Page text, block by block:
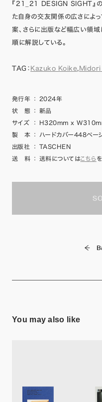
『21_21 DESIGN SIGHT』の
た自身の交友関係の広さによ
案、さらに出版など幅広い領
順に解説している。
TAG： Kazuko Koike,
発行年 ：
2024年
状 態
：
新品
サイズ
：
H320mm x
製 本
：
ハードカバー448ペー
出版社
：
TASCHEN
送 料
： 送料についてはこちら
You may also like